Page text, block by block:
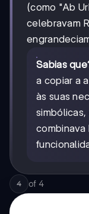
(como "Ab
celebravam
Sabias
a copiar a
às suas
4 of 4